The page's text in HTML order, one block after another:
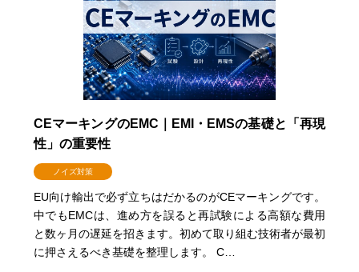
CEマーキングのEMC｜EMI・EMSの基礎と「再現
性」の重要性
ノイズ対策
EU向け輸出で必ず立ちはだかるのがCEマーキングです。
中でもEMCは、進め方を誤ると再試験による高額な費用
と数ヶ月の遅延を招きます。初めて取り組む技術者が最初
に押さえるべき基礎を整理します。 C…